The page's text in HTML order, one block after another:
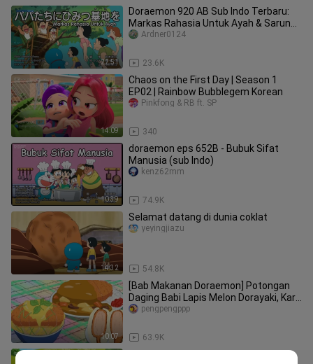
22:51
Doraemon 920 AB Sub Indo Terbaru:
Markas Rahasia Untuk Ayah & Sarung
Tangan Sentuh
23.6K
Ardner0124
14:09
Chaos on the First Day | Season 1
EP02 | Rainbow Bubblegem Korean
340
Pinkfong & RB ft. SP
10:39
doraemon eps 652B - Bubuk Sifat
Manusia (sub Indo)
74.9K
kenz62mm
14:32
Selamat datang di dunia coklat
54.8K
yeyingjiazu
10:07
[Bab Makanan Doraemon] Potongan
Daging Babi Lapis Melon Dorayaki, Kari
Nasi, Kue Sandwich, Puding Bu
63.9K
pengpengppp